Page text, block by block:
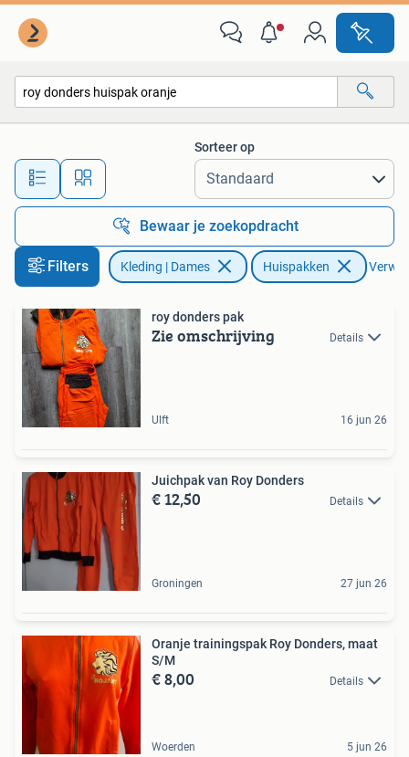
Alle afstanden…
Sorteer op
Bewaar je zoekopdracht
Filters Kleding | Dames Huispakken
roy donders pak
Zie omschrijving Details
Ulft 16 jun 26
Juichpak van Roy Donders
€ 12,50 Details
Groningen 27 jun 26
Oranje trainingspak Roy Donders, maat
S/M
€ 8,00 Details
Woerden 5 jun 26